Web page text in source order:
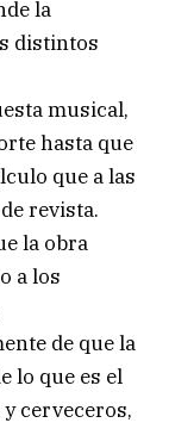
la
distintos
musical,
hasta que
que a las
revista.
la obra
a los
de que la
lo que es el
cerveceros,